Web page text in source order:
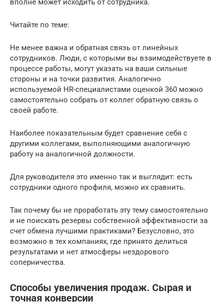
вполне может исходить от сотрудника.
Читайте по теме:
Не менее важна и обратная связь от линейных
сотрудников. Люди, с которыми вы взаимодействуете в
процессе работы, могут указать на ваши сильные
стороны и на точки развития. Аналогично
используемой HR-специалистами оценкой 360 можно
самостоятельно собрать от коллег обратную связь о
своей работе.
Наиболее показательным будет сравнение себя с
другими коллегами, выполняющими аналогичную
работу на аналогичной должности.
Для руководителя это именно так и выглядит: есть
сотрудники одного профиля, можно их сравнить.
Так почему бы не проработать эту тему самостоятельно
и не поискать резервы собственной эффективности за
счет обмена лучшими практиками? Безусловно, это
возможно в тех компаниях, где принято делиться
результатами и нет атмосферы нездорового
соперничества.
Способы увеличения продаж. Сырая и
точная конверсии